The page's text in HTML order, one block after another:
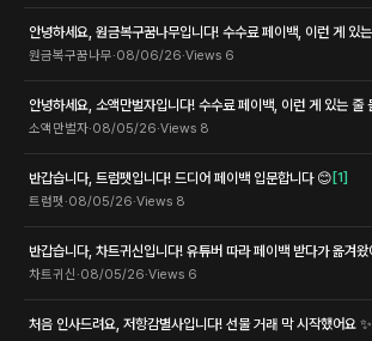
안녕하세요, 원금복구꿈나무입니다! 수수료 페이백, 이런 게 있
원금복구꿈나무·08/06/26·Views 6
안녕하세요, 소액만벌자입니다! 수수료 페이백, 이런 게 있는 줄
소액만벌자·08/05/26·Views 8
반갑습니다, 트럼펫입니다! 드디어 페이백 입문합니다 😊 [1]
트럼펫 ·08/05/26·Views 8
반갑습니다, 차트귀신입니다! 유튜버 따라 페이백 받다가 옮겨
차트귀신 ·08/05/26·Views 6
처음 인사드려요, 저항감별사입니다! 선물 거래 막 시작했어요 ✨